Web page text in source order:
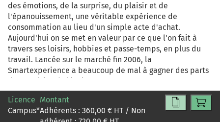
des émotions, de la surprise, du plaisir et de
l'épanouissement, une véritable expérience de
consommation au lieu d'un simple acte d'achat.
Aujourd'hui on se met en valeur par ce que l'on fait à
travers ses loisirs, hobbies et passe-temps, en plus du
travail. Lancée sur le marché fin 2006, la
Smartexperience a beaucoup de mal à gagner des parts
de marché et à développer son CA. Le concept souvent
mal connu des consommateurs, et dans la plupart des
cas, mal compris, peine à se faire sa place sur un marché
déjà bien atomisé. Le coffret cadeau SMARTBOX, le
Licence
Campus*
Montant
Adhérents : 360,00 € HT / Non